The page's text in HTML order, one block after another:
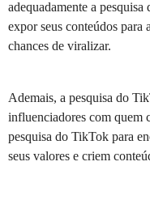
adequadamente a
expor seus conteúdos para
chances de viralizar.
Ademais, a pesquisa do
influenciadores com quem
pesquisa do TikTok para
seus valores e criem